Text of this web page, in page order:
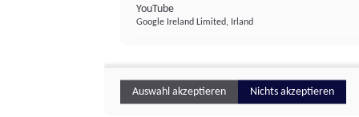
YouTube
Google Ireland Limited, Irland
Auswahl akzeptieren Nichts akzeptieren